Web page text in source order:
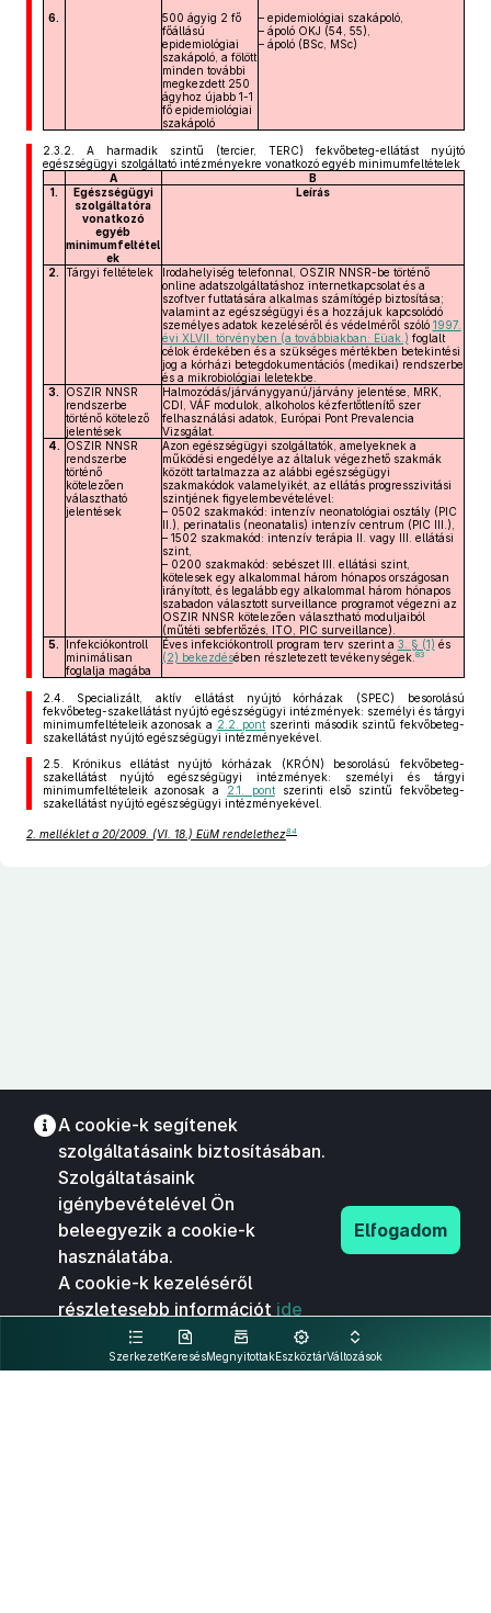
6.
500 ágyig 2 fő
főállású
epidemiológiai
szakápoló, a fölött
minden további
megkezdett 250
ágyhoz újabb 1-1
fő epidemiológiai
szakápoló
– epidemiológiai szakápoló,
– ápoló OKJ (54, 55),
– ápoló (BSc, MSc)
2.3.2.
A harmadik szintű (tercier, TERC) fekvőbeteg-ellátást nyújtó
egészségügyi szolgáltató intézményekre vonatkozó egyéb minimumfeltételek
A
B
1.
Egészségügyi
szolgáltatóra
vonatkozó
egyéb
minimumfeltétel
ek
Leírás
2. Tárgyi feltételek
Irodahelyiség telefonnal, OSZIR NNSR-be történő
online adatszolgáltatáshoz internetkapcsolat és a
szoftver futtatására alkalmas számítógép biztosítása;
valamint az egészségügyi és a hozzájuk kapcsolódó
személyes adatok kezeléséről és védelméről szóló 1997.
évi XLVII. törvényben (a továbbiakban: Eüak.) foglalt
célok érdekében és a szükséges mértékben betekintési
jog a kórházi betegdokumentációs (medikai) rendszerbe
és a mikrobiológiai leletekbe.
3.
OSZIR NNSR
rendszerbe
történő kötelező
jelentések
Halmozódás/járványgyanú/járvány jelentése, MRK,
CDI, VÁF modulok, alkoholos kézfertőtlenítő szer
felhasználási adatok, Európai Pont Prevalencia
Vizsgálat.
4. OSZIR NNSR
rendszerbe
történő
kötelezően
választható
jelentések
Azon egészségügyi szolgáltatók, amelyeknek a
működési engedélye az általuk végezhető szakmák
között tartalmazza az alábbi egészségügyi
szakmakódok valamelyikét, az ellátás progresszivitási
szintjének figyelembevételével:
– 0502 szakmakód: intenzív neonatológiai osztály (PIC
II.), perinatalis (neonatalis) intenzív centrum (PIC III.),
– 1502 szakmakód: intenzív terápia II. vagy III. ellátási
szint,
– 0200 szakmakód: sebészet III. ellátási szint,
kötelesek egy alkalommal három hónapos országosan
irányított, és legalább egy alkalommal három hónapos
szabadon választott surveillance programot végezni az
OSZIR NNSR kötelezően választható moduljaiból
(műtéti sebfertőzés, ITO, PIC surveillance).
5.
Infekciókontroll
minimálisan
foglalja magába
Éves infekciókontroll program terv szerint a 3. § (1) és
(2) bekezdésében részletezett tevékenységek. 83
2.4.
Specializált, aktív ellátást nyújtó kórházak (SPEC) besorolású
fekvőbeteg-szakellátást nyújtó egészségügyi intézmények: személyi és tárgyi
minimumfeltételeik azonosak a 2.2. pont szerinti második szintű fekvőbeteg-
szakellátást nyújtó egészségügyi intézményekével.
2.5.
Krónikus ellátást nyújtó kórházak (KRÓN) besorolású fekvőbeteg-
szakellátást nyújtó egészségügyi intézmények: személyi és tárgyi
minimumfeltételeik azonosak a 2.1. pontszerinti első szintű fekvőbeteg-
szakellátást nyújtó egészségügyi intézményekével.
2. melléklet a 20/2009. (VI. 18.) EüM rendelethez84
SzerkezetKeresésMegnyitottakEszköztárVáltozások
A cookie-k segítenek
szolgáltatásaink biztosításában.
Szolgáltatásaink
igénybevételével Ön
beleegyezik a cookie-k
használatába.
A cookie-k kezeléséről
részletesebb információt ide
kattintva olvashat.
Elfogadom